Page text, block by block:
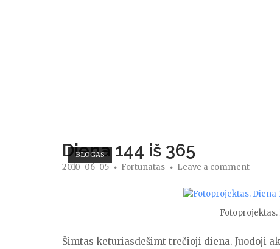
BLOGAS
Diena 144 iš 365
2010-06-05 Fortunatas Leave a comment
Fotoprojektas.
Šimtas keturiasdešimt trečioji diena. Juodoji